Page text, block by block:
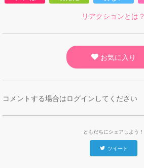
リアクションとは？
お気に入り
コメントする場合はログインしてください
ともだちにシェアしよう！
ツイート